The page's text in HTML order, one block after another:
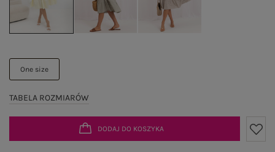
One size
TABELA ROZMIARÓW
DODAJ DO KOSZYKA